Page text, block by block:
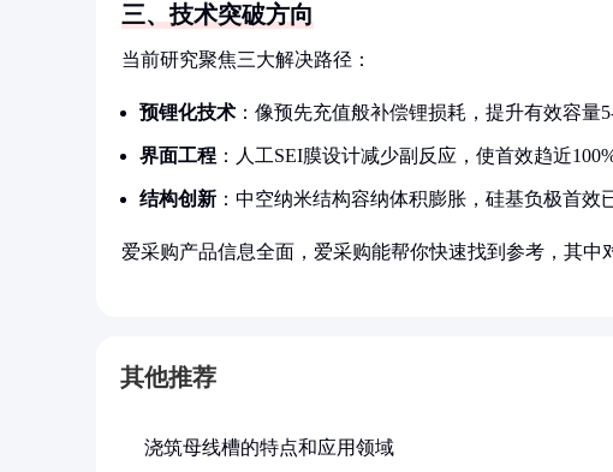
三、技术突破方向
当前研究聚焦三大解决路径：
预锂化技术 ：像预先充值般补偿锂损耗，提升有效容量
界面工程 ：人工SEI膜设计减少副反应，使首效趋近
结构创新 ：中空纳米结构容纳体积膨胀，硅基负极首效
爱采购产品信息全面，爱采购能帮你快速找到参考，其
其他推荐
浇筑母线槽的特点和应用领域